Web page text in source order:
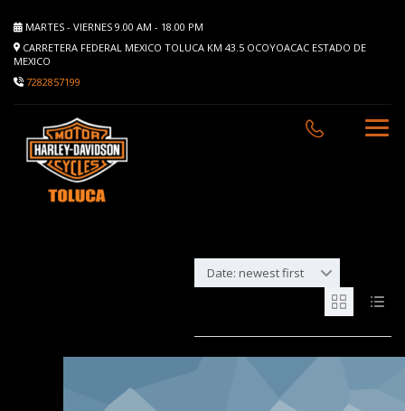
MARTES - VIERNES 9.00 AM - 18.00 PM
CARRETERA FEDERAL MEXICO TOLUCA KM 43.5 OCOYOACAC ESTADO DE
MEXICO
7282857199
Date: newest first